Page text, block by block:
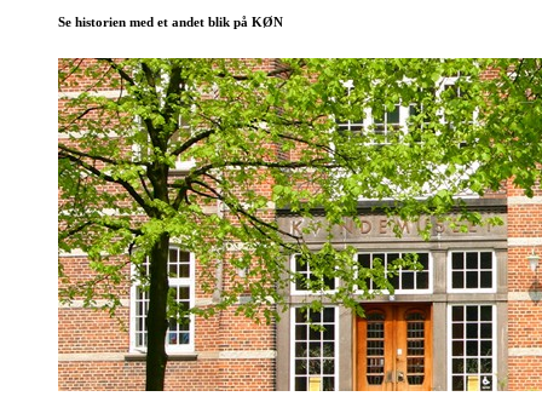
Se historien med et andet blik på KØN